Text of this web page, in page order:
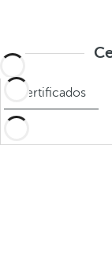
Certificados